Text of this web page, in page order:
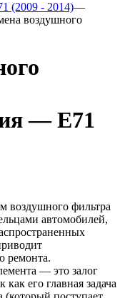
(2009 - 2014)—
воздушного
— E71
воздушного фильтра
автомобилей,
ремонта.
— это залог
как его главная задача